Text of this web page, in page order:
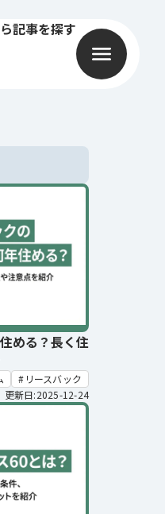
記事を探す
める？長く住
リースバック
更新日:2025-12-24